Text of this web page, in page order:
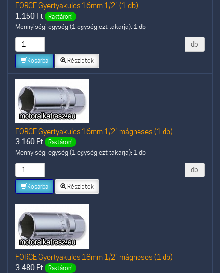
FORCE Gyertyakulcs 16mm 1/2" (1 db)
1.150 Ft Raktáron!
Mennyiségi egység (1 egység ezt takarja): 1 db
db
Kosárba Részletek
FORCE Gyertyakulcs 16mm 1/2" mágneses (1 db)
3.160 Ft Raktáron!
Mennyiségi egység (1 egység ezt takarja): 1 db
db
Kosárba Részletek
FORCE Gyertyakulcs 18mm 1/2" mágneses (1 db)
3.480 Ft Raktáron!